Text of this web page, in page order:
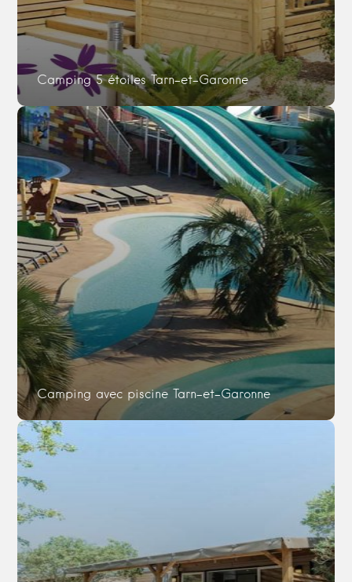
Camping 5 étoiles Tarn-et-Garonne
Camping avec piscine Tarn-et-Garonne